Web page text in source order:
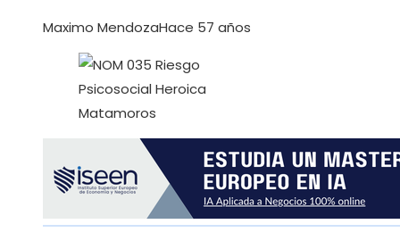
Maximo MendozaHace 57 años